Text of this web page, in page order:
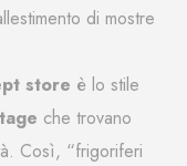
di mostre
store è lo stile
che trovano
Così, “frigoriferi